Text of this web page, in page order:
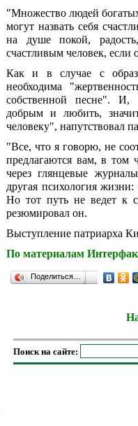
"Множество людей
могут назвать себя
на душе покой,
счастливым человек,
Как и в случае с
необходима
собственной песне". И,
добрым и любить,
человеку", напутствовал
"Все, что я говорю, не
предлагаются вам, в том
через глянцевые
другая психология
Но тот путь не ведет к
резюмировал он.
Выступление патриарха
По материалам
Поделиться…
Поиск на сайте: